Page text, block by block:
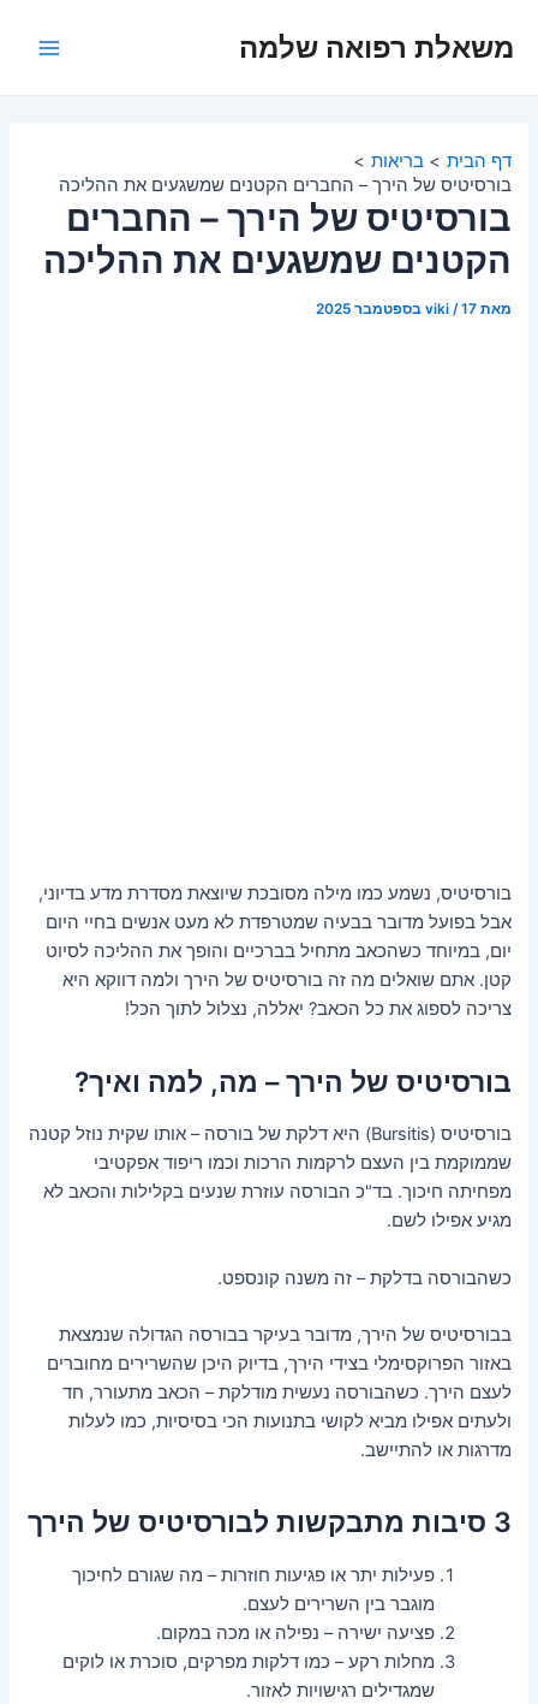
לתוכןמשאלת רפואה שלמה
דף הבית
בריאות
בורסיטיס של הירך – החברים הקטנים שמשגעים את ההליכה
בורסיטיס של הירך – החברים
הקטנים שמשגעים את ההליכה
מאת viki /17 בספטמבר 2025
בורסיטיס, נשמע כמו מילה מסובכת שיוצאת מסדרת מדע בדיוני,
אבל בפועל מדובר בבעיה שמטרפדת לא מעט אנשים בחיי היום
יום, במיוחד כשהכאב מתחיל בברכיים והופך את ההליכה לסיוט
קטן. אתם שואלים מה זה בורסיטיס של הירך ולמה דווקא היא
צריכה לספוג את כל הכאב? יאללה, נצלול לתוך הכל!
בורסיטיס של הירך – מה, למה ואיך?
בורסיטיס (Bursitis) היא דלקת של בורסה – אותו שקית נוזל קטנה
שממוקמת בין העצם לרקמות הרכות וכמו ריפוד אפקטיבי
מפחיתה חיכוך. בד"כ הבורסה עוזרת שנעים בקלילות והכאב לא
מגיע אפילו לשם.
כשהבורסה בדלקת – זה משנה קונספט.
בבורסיטיס של הירך, מדובר בעיקר בבורסה הגדולה שנמצאת
באזור הפרוקסימלי בצידי הירך, בדיוק היכן שהשרירים מחוברים
לעצם הירך. כשהבורסה נעשית מודלקת – הכאב מתעורר, חד
ולעתים אפילו מביא לקושי בתנועות הכי בסיסיות, כמו לעלות
מדרגות או להתיישב.
3 סיבות מתבקשות לבורסיטיס של הירך
פעילות יתר או פגיעות חוזרות – מה שגורם לחיכוך
מוגבר בין השרירים לעצם.
פציעה ישירה – נפילה או מכה במקום.
מחלות רקע – כמו דלקות מפרקים, סוכרת או לוקים
שמגדילים רגישויות לאזור.